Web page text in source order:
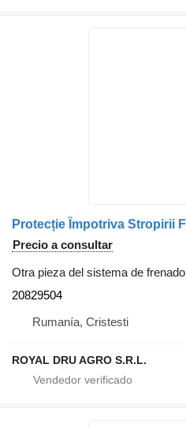
Precio a consultar
Otra pieza del sistema de frenado
20829504
Rumanía, Cristesti
ROYAL DRU AGRO S.R.L.